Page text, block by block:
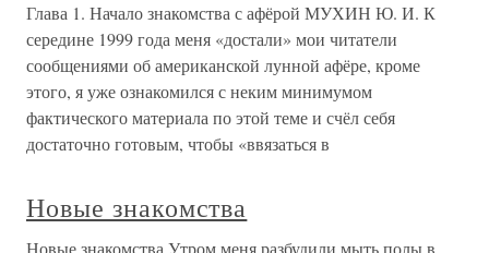
Глава 1. Начало знакомства с афёрой МУХИН Ю. И. К
середине 1999 года меня «достали» мои читатели
сообщениями об американской лунной афёре, кроме
этого, я уже ознакомился с неким минимумом
фактического материала по этой теме и счёл себя
достаточно готовым, чтобы «ввязаться в
Новые знакомства
Новые знакомства Утром меня разбудили мыть полы в